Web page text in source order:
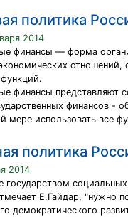
политика
2014
финансы — форма
финансы представляют
финансов -
мере использовать все
политика
2014
государством
Е.Гайдар, "нужно
демократического